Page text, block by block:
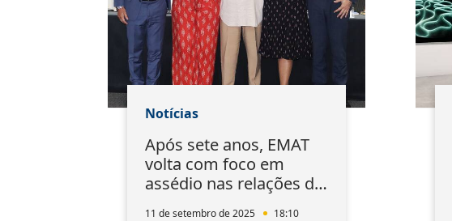
Notícias
Após sete anos, EMAT
volta com foco em
assédio nas relações de
11 de setembro de 2025 18:10